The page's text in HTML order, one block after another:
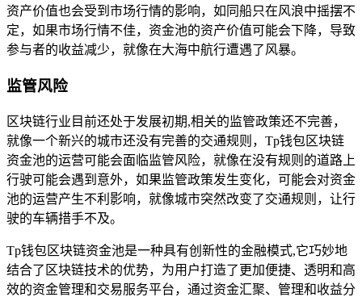
资产价值也会受到市场行情的影响，如同船只在风浪中摇摆不
定，如果市场行情不佳，资金池的资产价值可能会下降，导致
参与者的收益减少，就像在大海中航行遭遇了风暴。
监管风险
区块链行业目前还处于发展初期,相关的监管政策还不完善，
就像一个新兴的城市还没有完善的交通规则，Tp钱包区块链
资金池的运营可能会面临监管风险，就像在没有规则的道路上
行驶可能会遇到意外，如果监管政策发生变化，可能会对资金
池的运营产生不利影响，就像城市突然改变了交通规则，让行
驶的车辆措手不及。
Tp钱包区块链资金池是一种具有创新性的金融模式,它巧妙地
结合了区块链技术的优势，为用户打造了更加便捷、透明和高
效的资金管理和交易服务平台，通过资金汇聚、管理和收益分